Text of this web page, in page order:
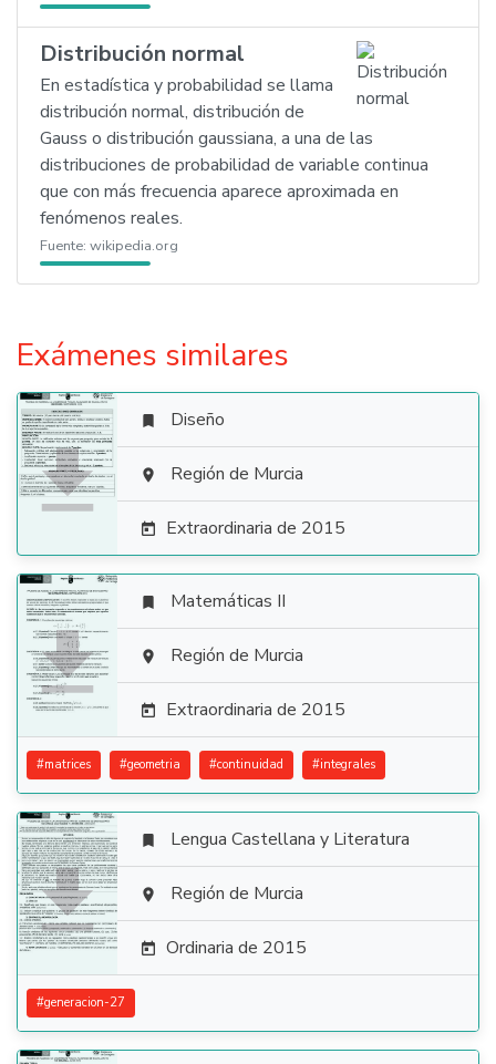
Distribución normal
En estadística y probabilidad se llama
distribución normal, distribución de
Gauss o distribución gaussiana, a una de las
distribuciones de probabilidad de variable continua
que con más frecuencia aparece aproximada en
fenómenos reales.
Fuente: wikipedia.org
Exámenes similares

 Diseño
 Región de Murcia
 Extraordinaria de 2015

 Matemáticas II
 Región de Murcia
 Extraordinaria de 2015
#matrices #geometria #continuidad #integrales

 Lengua Castellana y Literatura
 Región de Murcia
 Ordinaria de 2015
#generacion-27